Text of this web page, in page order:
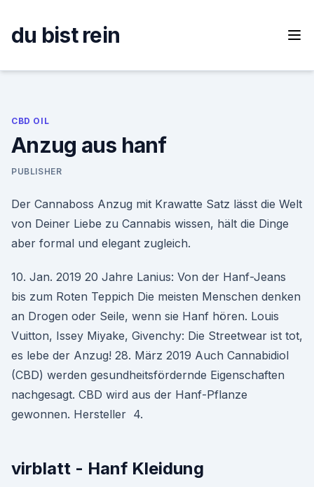
content
du bist rein
CBD OIL
Anzug aus hanf
PUBLISHER
Der Cannaboss Anzug mit Krawatte Satz lässt die Welt
von Deiner Liebe zu Cannabis wissen, hält die Dinge
aber formal und elegant zugleich.
10. Jan. 2019 20 Jahre Lanius: Von der Hanf-Jeans
bis zum Roten Teppich Die meisten Menschen denken
an Drogen oder Seile, wenn sie Hanf hören. Louis
Vuitton, Issey Miyake, Givenchy: Die Streetwear ist tot,
es lebe der Anzug! 28. März 2019 Auch Cannabidiol
(CBD) werden gesundheitsfördernde Eigenschaften
nachgesagt. CBD wird aus der Hanf-Pflanze
gewonnen. Hersteller 4.
virblatt - Hanf Kleidung